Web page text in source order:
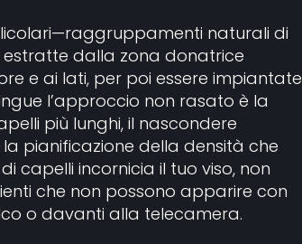
naturali di
dalla zona donatrice
e ai lati, per poi essere impiantate
l’approccio non rasato è la
più lunghi, il nascondere
pianificazione della densità che
capelli incornicia il tuo viso, non
che non possono apparire con
o davanti alla telecamera.